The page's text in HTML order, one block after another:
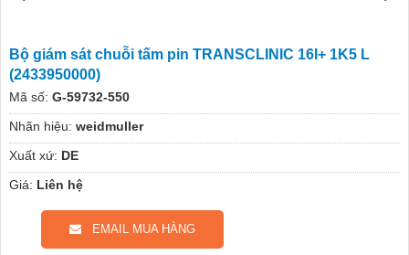
Bộ giám sát chuỗi tấm pin TRANSCLINIC 16I+ 1K5 L
(2433950000)
Mã số: G-59732-550
Nhãn hiệu: weidmuller
Xuất xứ: DE
Giá: Liên hệ
EMAIL MUA HÀNG